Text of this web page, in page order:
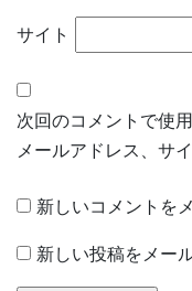
サイト
次回のコメントで使
メールアドレス、サ
新しいコメントを
新しい投稿をメー